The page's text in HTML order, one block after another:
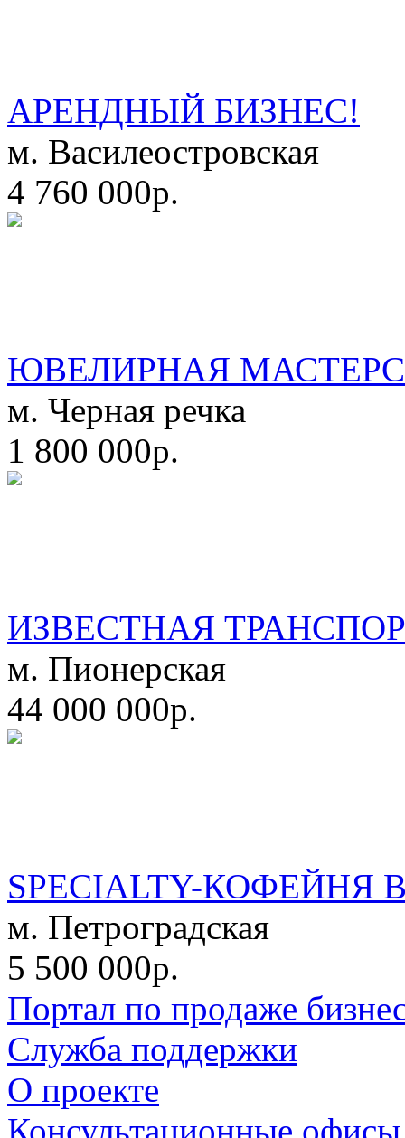
АРЕНДНЫЙ БИЗНЕС!
м. Василеостровская
4 760 000р.
ЮВЕЛИРНАЯ
м. Черная речка
1 800 000р.
ИЗВЕСТНАЯ
м. Пионерская
44 000 000р.
SPECIALTY-
м. Петроградская
5 500 000р.
Портал по продаже
Служба поддержки
О проекте